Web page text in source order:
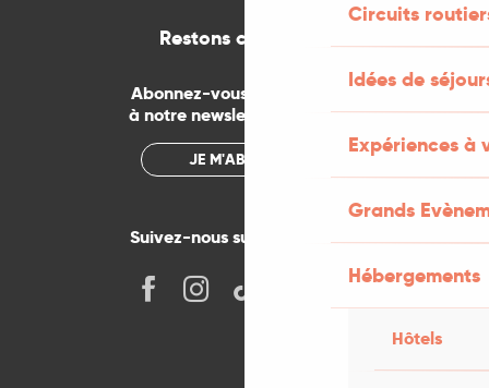
Circuits
Idées de
Expériences à
Grands
Hébergements
Hôtels
Restons connectés
Abonnez-vous gratuitement
à notre newsletter mensuelle
JE M'ABONNE
Suivez-nous sur les réseaux !